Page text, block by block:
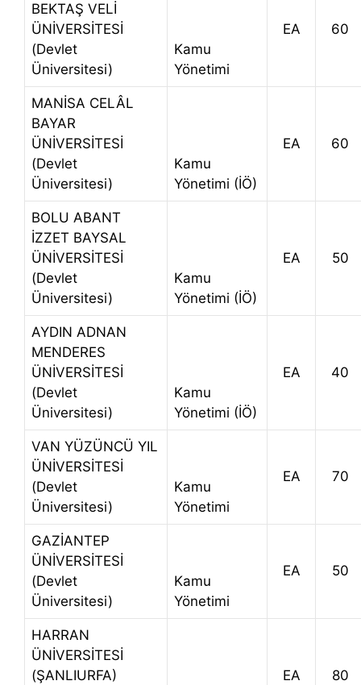
BEKTAŞ VELİ
ÜNİVERSİTESİ
(Devlet
Üniversitesi)
Kamu
Yönetimi
EA 60
MANİSA CELÂL
BAYAR
ÜNİVERSİTESİ
(Devlet
Üniversitesi)
Kamu
Yönetimi (İÖ)
EA 60
BOLU ABANT
İZZET BAYSAL
ÜNİVERSİTESİ
(Devlet
Üniversitesi)
Kamu
Yönetimi (İÖ)
EA 50
AYDIN ADNAN
MENDERES
ÜNİVERSİTESİ
(Devlet
Üniversitesi)
Kamu
Yönetimi (İÖ)
EA 40
VAN YÜZÜNCÜ YIL
ÜNİVERSİTESİ
(Devlet
Üniversitesi)
Kamu
Yönetimi
EA 70
GAZİANTEP
ÜNİVERSİTESİ
(Devlet
Üniversitesi)
Kamu
Yönetimi
EA 50
HARRAN
ÜNİVERSİTESİ
(ŞANLIURFA)
EA 80